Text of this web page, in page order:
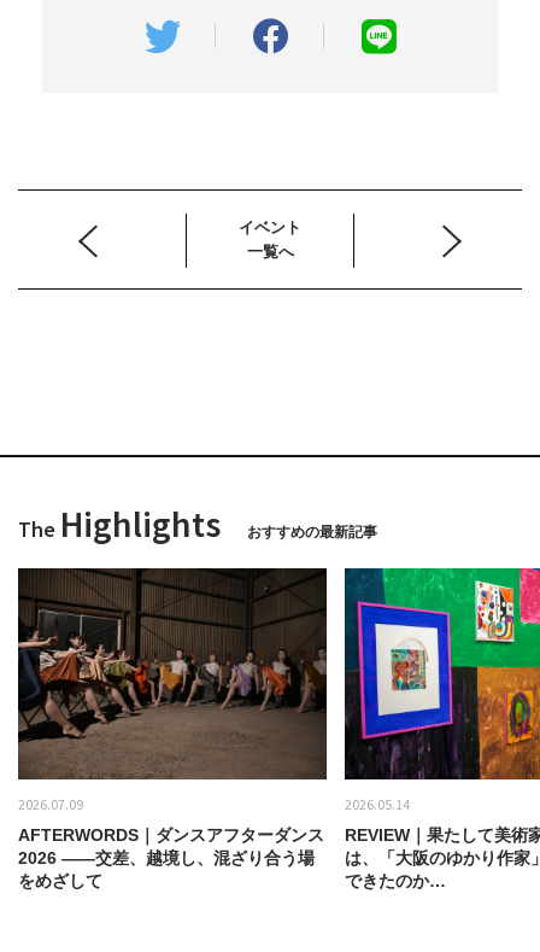
イベント
一覧へ
The Highlights おすすめの最新記事
2026.07.09
AFTERWORDS｜ダンスアフターダンス
2026 ——交差、越境し、混ざり合う場
をめざして
2026.05.14
REVIEW｜果たして美術
は、「大阪のゆかり作家
できたのか…